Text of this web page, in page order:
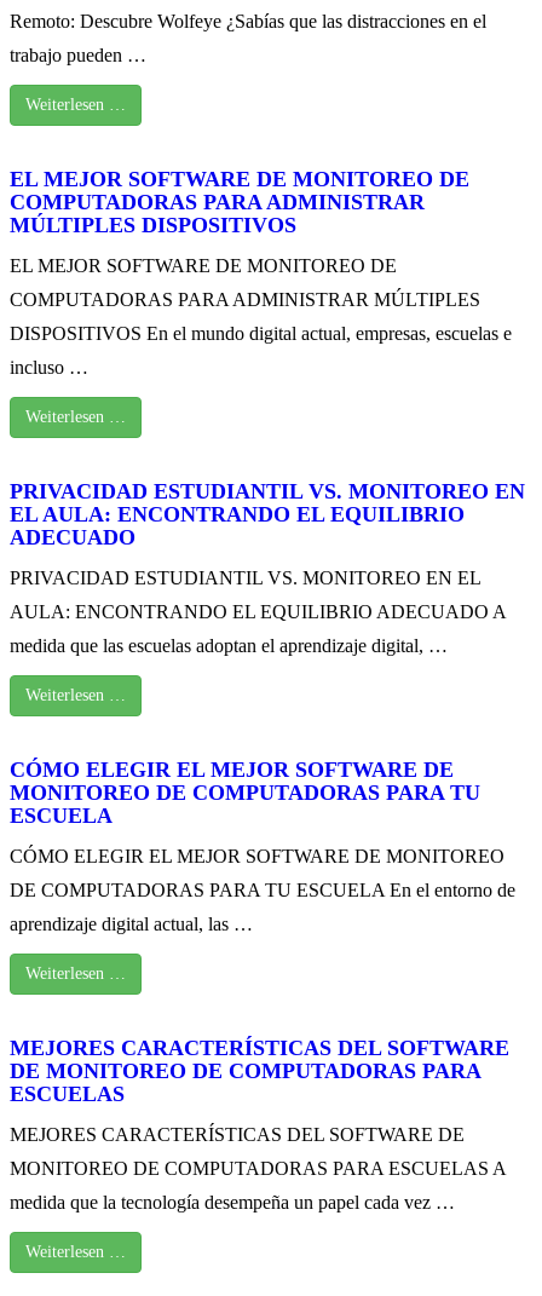
Remoto: Descubre Wolfeye ¿Sabías que las distracciones en el
trabajo pueden …
Weiterlesen …
EL MEJOR SOFTWARE DE MONITOREO DE
COMPUTADORAS PARA ADMINISTRAR
MÚLTIPLES DISPOSITIVOS
EL MEJOR SOFTWARE DE MONITOREO DE
COMPUTADORAS PARA ADMINISTRAR MÚLTIPLES
DISPOSITIVOS En el mundo digital actual, empresas, escuelas e
incluso …
Weiterlesen …
PRIVACIDAD ESTUDIANTIL VS. MONITOREO EN
EL AULA: ENCONTRANDO EL EQUILIBRIO
ADECUADO
PRIVACIDAD ESTUDIANTIL VS. MONITOREO EN EL
AULA: ENCONTRANDO EL EQUILIBRIO ADECUADO A
medida que las escuelas adoptan el aprendizaje digital, …
Weiterlesen …
CÓMO ELEGIR EL MEJOR SOFTWARE DE
MONITOREO DE COMPUTADORAS PARA TU
ESCUELA
CÓMO ELEGIR EL MEJOR SOFTWARE DE MONITOREO
DE COMPUTADORAS PARA TU ESCUELA En el entorno de
aprendizaje digital actual, las …
Weiterlesen …
MEJORES CARACTERÍSTICAS DEL SOFTWARE
DE MONITOREO DE COMPUTADORAS PARA
ESCUELAS
MEJORES CARACTERÍSTICAS DEL SOFTWARE DE
MONITOREO DE COMPUTADORAS PARA ESCUELAS A
medida que la tecnología desempeña un papel cada vez …
Weiterlesen …